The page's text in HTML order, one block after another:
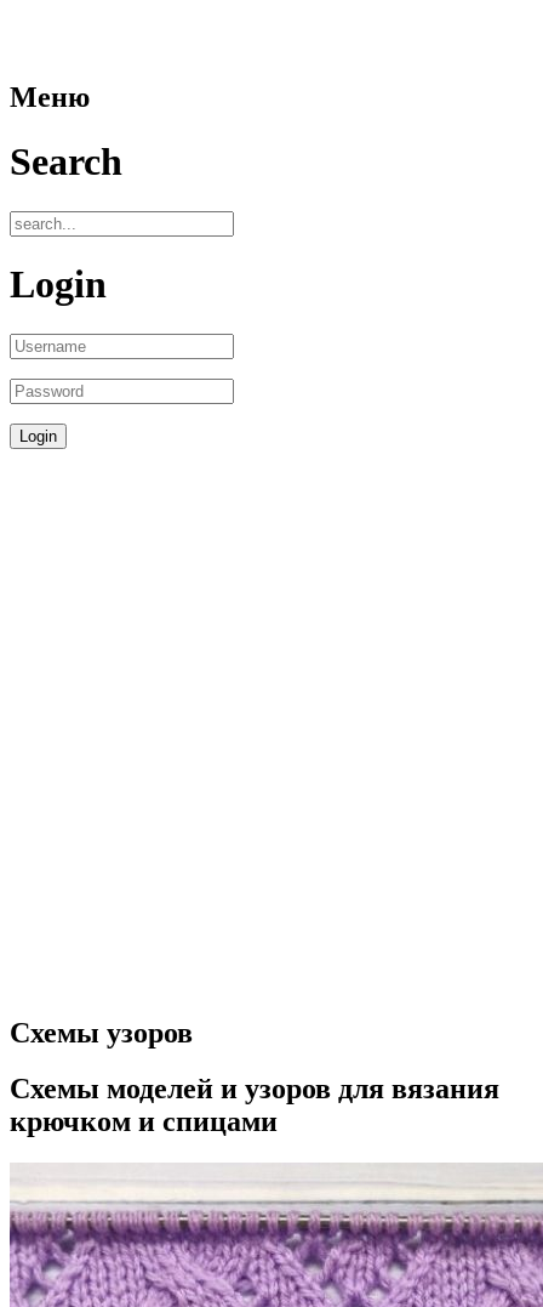
Меню
Search
Login
Схемы узоров
Cхемы моделей и узоров для вязания
крючком и спицами